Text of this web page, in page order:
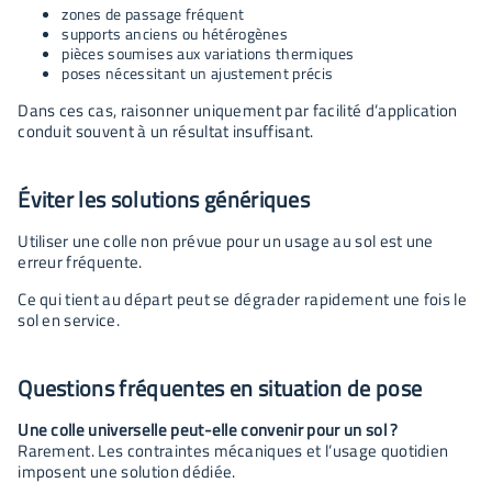
zones de passage fréquent
supports anciens ou hétérogènes
pièces soumises aux variations thermiques
poses nécessitant un ajustement précis
Dans ces cas, raisonner uniquement par facilité d’application
conduit souvent à un résultat insuffisant.
Éviter les solutions génériques
Utiliser une colle non prévue pour un usage au sol est une
erreur fréquente.
Ce qui tient au départ peut se dégrader rapidement une fois le
sol en service.
Questions fréquentes en situation de pose
Une colle universelle peut-elle convenir pour un sol ?
Rarement. Les contraintes mécaniques et l’usage quotidien
imposent une solution dédiée.